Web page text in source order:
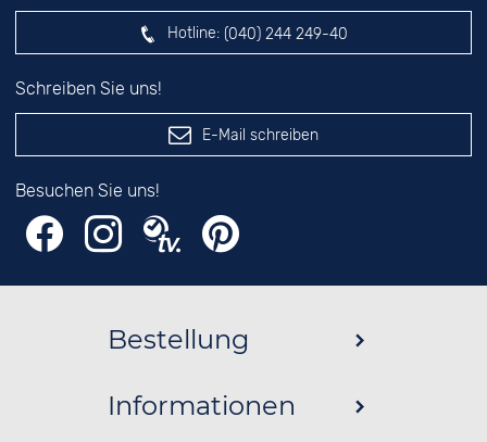
Hotline: (040) 244 249-40
Schreiben Sie uns!
E-Mail schreiben
Besuchen Sie uns!
Bestellung
Informationen